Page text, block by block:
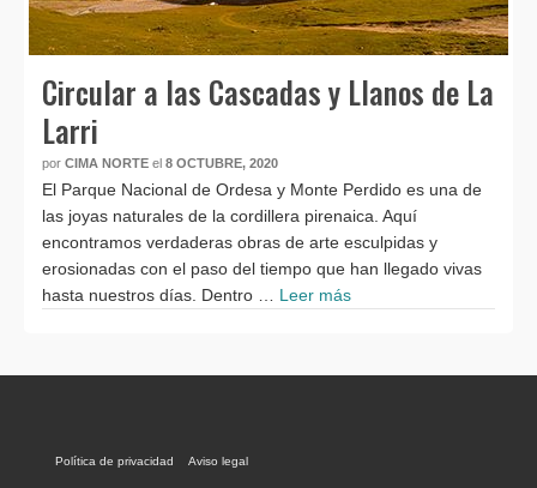
Circular a las Cascadas y Llanos de La
Larri
por CIMA NORTE el 8 OCTUBRE, 2020
El Parque Nacional de Ordesa y Monte Perdido es una de
las joyas naturales de la cordillera pirenaica. Aquí
encontramos verdaderas obras de arte esculpidas y
erosionadas con el paso del tiempo que han llegado vivas
hasta nuestros días. Dentro … Leer más
Política de privacidad Aviso legal